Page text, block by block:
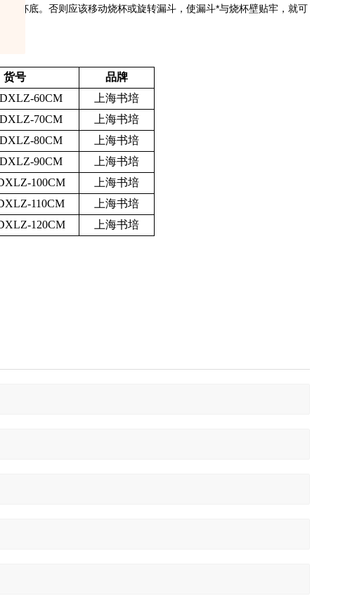
到杯底。否则应该移动烧杯或旋转漏斗，使漏斗*与烧杯壁贴牢，就可
货号
品牌
60CM
上海书培
70CM
上海书培
80CM
上海书培
90CM
上海书培
100CM
上海书培
110CM
上海书培
120CM 上海书培